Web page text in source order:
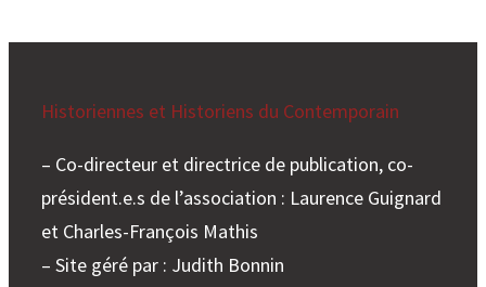
Historiennes et Historiens du Contemporain
– Co-directeur et directrice de publication, co-
président.e.s de l’association : Laurence Guignard
et Charles-François Mathis
– Site géré par : Judith Bonnin